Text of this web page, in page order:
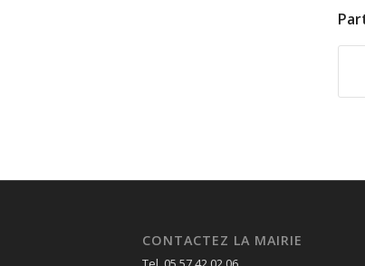
CONTACTEZ LA MAIRIE